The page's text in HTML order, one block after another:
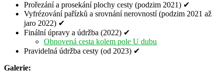
Prořezání a prosekání plochy cesty (podzim 2021) ✔
Vyfrézování pařízků a srovnání nerovností (podzim 2021 až
jaro 2022) ✔
Finální úpravy a údržba (2022) ✔
Obnovená cesta kolem pole U dubu
Pravidelná údržba cesty (od 2023) ✔
Galerie: